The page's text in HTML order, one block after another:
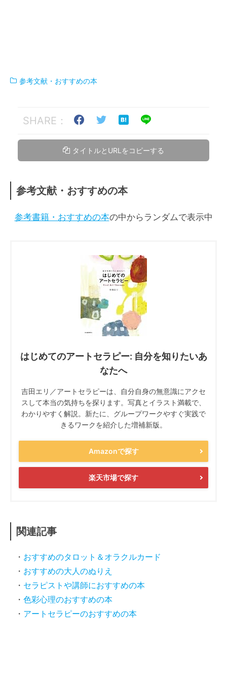
参考文献・おすすめの本
SHARE：
タイトルとURLをコピーする
参考文献・おすすめの本
参考書籍・おすすめの本の中からランダムで表示中
はじめてのアートセラピー: 自分を知りたいあ
なたへ
吉田エリ／アートセラピーは、自分自身の無意識にアクセ
スして本当の気持ちを探ります。写真とイラスト満載で、
わかりやすく解説。新たに、グループワークやすぐ実践で
きるワークを紹介した増補新版。
Amazonで探す
楽天市場で探す
関連記事
おすすめのタロット＆オラクルカード
おすすめの大人のぬりえ
セラピストや講師におすすめの本
色彩心理のおすすめの本
アートセラピーのおすすめの本